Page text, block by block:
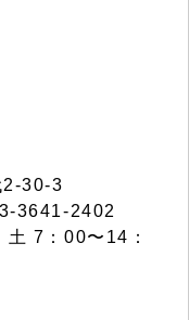
30-3
3641-2402
7：00〜14：